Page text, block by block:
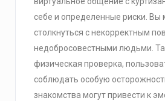
себе и определенные риски. Вы
столкнуться с некорректным
недобросовестными людьми.
физическая проверка,
соблюдать особую
знакомства могут привести к